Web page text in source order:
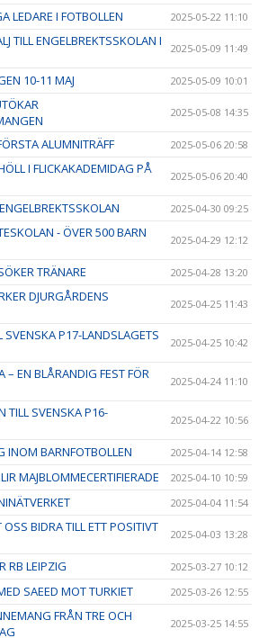
LEDARE I FOTBOLLEN 2025-05-22 11:10
TILL ENGELBREKTSSKOLAN I
2025-05-09 11:49
10-11 MAJ 2025-05-09 10:01
2025-05-08 14:35
ALUMNITRÄFF 2025-05-06 20:58
I FLICKAKADEMIDAG PÅ
2025-05-06 20:40
2025-04-30 09:25
- ÖVER 500 BARN
2025-04-29 12:12
TRÄNARE 2025-04-28 13:20
DJURGÅRDENS
2025-04-25 11:43
SVENSKA P17-LANDSLAGETS
2025-04-25 10:42
– EN BLÅRANDIG FEST FÖR
2025-04-24 11:10
TILL SVENSKA P16-
2025-04-22 10:56
INOM BARNFOTBOLLEN 2025-04-14 12:58
MAJBLOMMECERTIFIERADE 2025-04-10 10:59
2025-04-04 11:54
BIDRA TILL ETT POSITIVT
2025-04-03 13:28
RB LEIPZIG 2025-03-27 10:12
SAEED MOT TURKIET 2025-03-26 12:55
FRÅN TRE OCH
2025-03-25 14:55